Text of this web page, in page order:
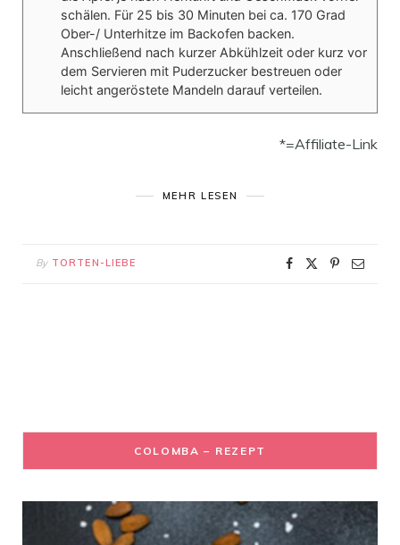
schälen. Für 25 bis 30 Minuten bei ca. 170 Grad
Ober-/ Unterhitze im Backofen backen.
Anschließend nach kurzer Abkühlzeit oder kurz vor
dem Servieren mit Puderzucker bestreuen oder
leicht angeröstete Mandeln darauf verteilen.
*=Affiliate-Link
MEHR LESEN
By TORTEN-LIEBE
COLOMBA – REZEPT